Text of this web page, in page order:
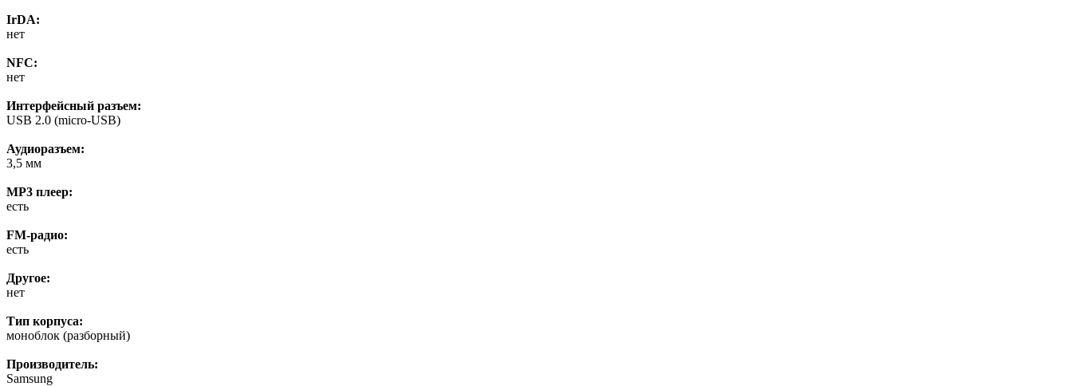
IrDA:
нет
NFC:
нет
Интерфейсный разъем:
USB 2.0 (micro-USB)
Аудиоразъем:
3,5 мм
MP3 плеер:
есть
FM-радио:
есть
Другое:
нет
Тип корпуса:
моноблок (разборный)
Производитель:
Samsung